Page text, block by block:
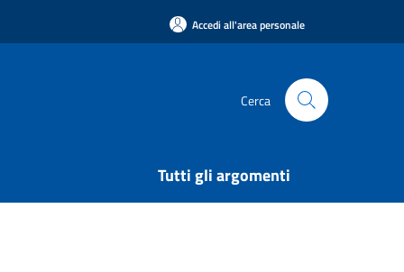
Accedi all'area personale
Cerca
Tutti gli argomenti